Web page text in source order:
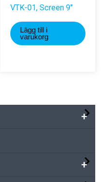
VTK-01, Screen 9″
Lägg till i
varukorg
+
+